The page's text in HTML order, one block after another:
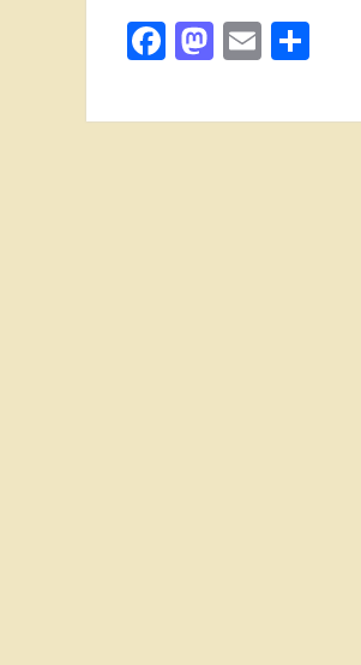
Facebook
Mastodon
Email